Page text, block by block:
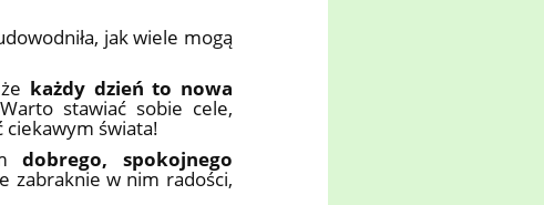
jak wiele mogą
każdy dzień to nowa
stawiać sobie cele,
ciekawym świata!
dobrego, spokojnego
zabraknie w nim radości,